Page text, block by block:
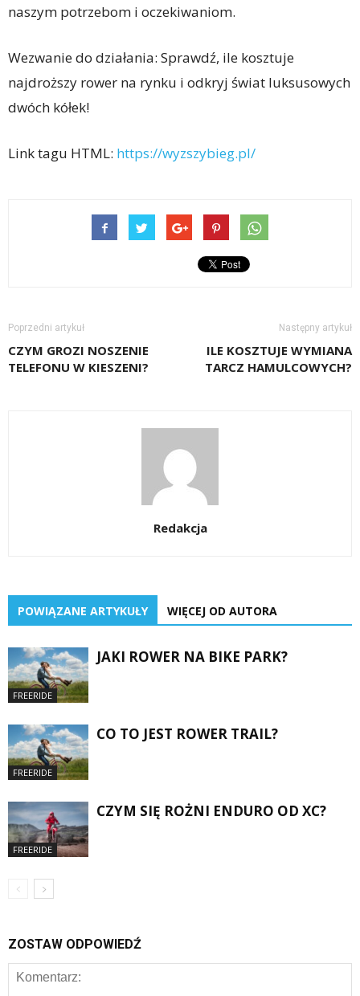
naszym potrzebom i oczekiwaniom.
Wezwanie do działania: Sprawdź, ile kosztuje
najdroższy rower na rynku i odkryj świat luksusowych
dwóch kółek!
Link tagu HTML: https://wyzszybieg.pl/
Poprzedni artykuł
CZYM GROZI NOSZENIE
TELEFONU W KIESZENI?
Następny artykuł
ILE KOSZTUJE WYMIANA
TARCZ HAMULCOWYCH?
Redakcja
POWIĄZANE ARTYKUŁY WIĘCEJ OD AUTORA
FREERIDE
JAKI ROWER NA BIKE PARK?
FREERIDE
CO TO JEST ROWER TRAIL?
FREERIDE
CZYM SIĘ ROŻNI ENDURO OD XC?
ZOSTAW ODPOWIEDŹ